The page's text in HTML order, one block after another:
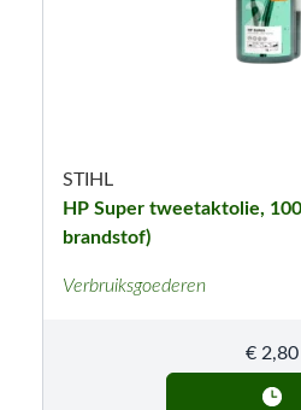
STIHL
HP Super tweetaktolie, 100
brandstof)
Verbruiksgoederen
€ 2,80